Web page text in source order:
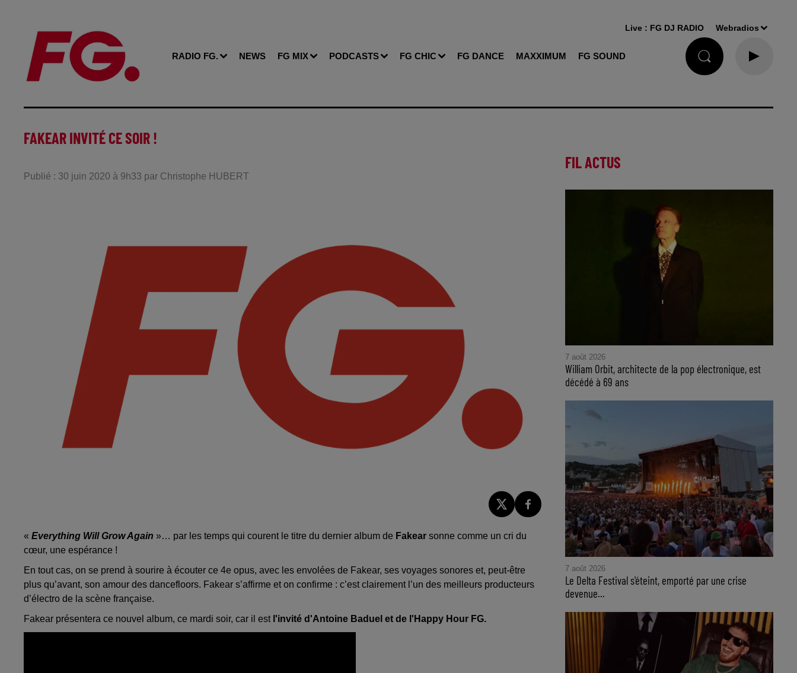
RADIO FG. NEWS FG MIX PODCASTS FG CHIC FG DANCE MAXXIMUM FG SOUND
Live : FG DJ RADIO Webradios
FAKEAR INVITÉ CE SOIR !
Publié : 30 juin 2020 à 9h33 par Christophe HUBERT
« Everything Will Grow Again »… par les temps qui courent le titre du dernier album de Fakear sonne comme un cri du
cœur, une espérance !
En tout cas, on se prend à sourire à écouter ce 4e opus, avec les envolées de Fakear, ses voyages sonores et, peut-être
plus qu’avant, son amour des dancefloors. Fakear s’affirme et on confirme : c’est clairement l’un des meilleurs producteurs
d’électro de la scène française.
Fakear présentera ce nouvel album, ce mardi soir, car il estl'invité d'Antoine Baduel et de l'Happy Hour FG.
FIL ACTUS
7 août 2026
William Orbit, architecte de la pop électronique, est
décédé à 69 ans
7 août 2026
Le Delta Festival s'éteint, emporté par une crise
devenue...